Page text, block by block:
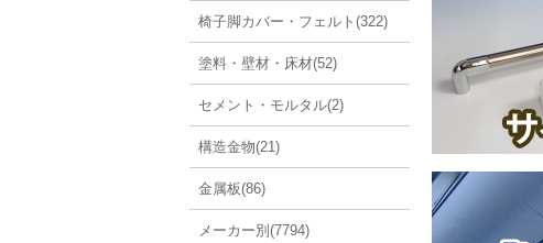
椅子脚カバー・フェルト(322)
塗料・壁材・床材(52)
セメント・モルタル(2)
構造金物(21)
金属板(86)
メーカー別(7794)